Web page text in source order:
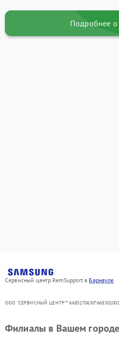
Подробнее о
Сервисный центр RemSupport в Барнауле
ООО "СЕРВИСНЫЙ ЦЕНТР"* 6685170650*668501001
Филиалы в Вашем городе